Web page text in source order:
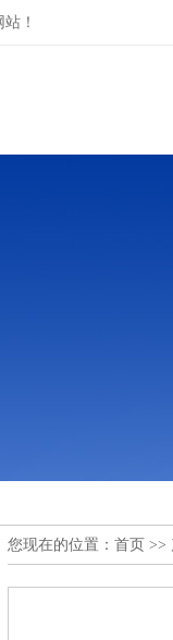
！
您现在的位置： 首页 >>